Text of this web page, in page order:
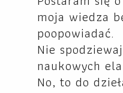
moja wiedza
poopowiadać.
Nie
naukowych
No, to do